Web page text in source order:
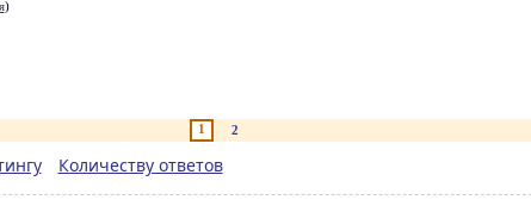
)
1 2
Количеству ответов